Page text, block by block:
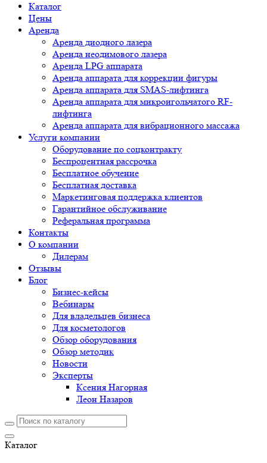
Каталог
Цены
Аренда
Аренда диодного лазера
Аренда неодимового лазера
Аренда LPG аппарата
Аренда аппарата для коррекции фигуры
Аренда аппарата для SMAS-лифтинга
Аренда аппарата для микроигольчатого RF-
лифтинга
Аренда аппарата для вибрационного массажа
Услуги компании
Оборудование по соцконтракту
Беспроцентная рассрочка
Бесплатное обучение
Бесплатная доставка
Маркетинговая поддержка клиентов
Гарантийное обслуживание
Реферальная программа
Контакты
О компании
Дилерам
Отзывы
Блог
Бизнес-кейсы
Вебинары
Для владельцев бизнеса
Для косметологов
Обзор оборудования
Обзор методик
Новости
Эксперты
Ксения Нагорная
Леон Назаров
Каталог